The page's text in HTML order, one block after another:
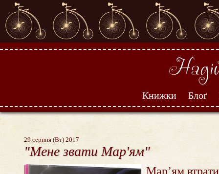
Книжки Блоґ
29 серпня (Вт) 2017
"Мене звати Мар'ям"
Мар’ям